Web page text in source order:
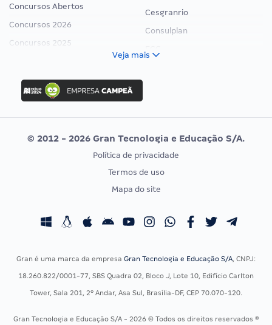
Concursos Abertos
Concursos 2026
Concursos 2025
Concurso Ibama
Concurso MPU
Editais publicados
Cesgranrio
Consulplan
Vunesp
CONCURSOS POR PROFISSÃO
Concursos Fiscais
Concursos Saúde
EXAME DE ORDEM
Calendário OAB
Veja mais
© 2012 - 2026 Gran Tecnologia e Educação S/A.
Política de privacidade
Termos de uso
Mapa do site
Gran é uma marca da empresa Gran Tecnologia e Educação S/A, CNPJ:
18.260.822/0001-77, SBS Quadra 02, Bloco J, Lote 10, Edifício Carlton
Tower, Sala 201, 2º Andar, Asa Sul, Brasília-DF, CEP 70.070-120.
Gran Tecnologia e Educação S/A - 2026 © Todos os direitos reservados ®